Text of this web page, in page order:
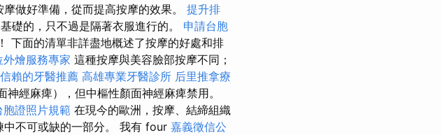
做好準備，從而提高按摩的效果。 提升排
礎的，只不過是隔著衣服進行的。 申請台胞
下面的清單非詳盡地概述了按摩的好處和排
外燴服務專家 這種按摩與美容臉部按摩不同；
賴的牙醫推薦 高雄專業牙醫診所 后里推拿療
經麻痺），但中樞性顏面神經麻痺禁用。
胞證照片規範 在現今的歐洲，按摩、結締組織
中不可或缺的一部分。 我有 four 嘉義徵信公